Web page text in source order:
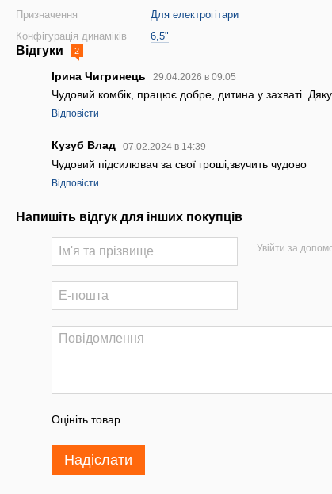
Призначення
Для електрогітари
Конфігурація динаміків
6,5"
Відгуки 2
Ірина Чигринець 29.04.2026 в 09:05
Чудовий комбік, працює добре, дитина у захваті.
Відповісти
Кузуб Влад 07.02.2024 в 14:39
Чудовий підсилювач за свої гроші,звучить чудово
Відповісти
Напишіть відгук для інших покупців
Увійти за
Оцініть товар
Надіслати